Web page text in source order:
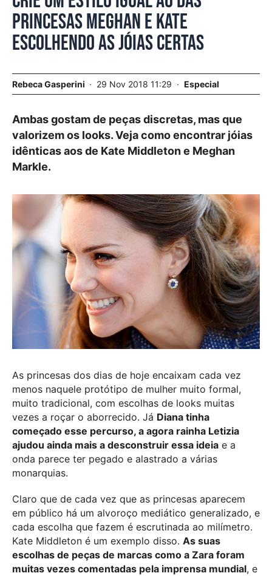
princesas Meghan e Kate
escolhendo as jóias certas
Rebeca Gasperini 29 Nov 2018 11:29 Especial
Ambas gostam de peças discretas, mas que
valorizem os looks. Veja como encontrar jóias
idênticas aos de Kate Middleton e Meghan
Markle.
As princesas dos dias de hoje encaixam cada vez
menos naquele protótipo de mulher muito formal,
muito tradicional, com escolhas de looks muitas
vezes a roçar o aborrecido. Já Diana tinha
começado esse percurso, a agora rainha Letizia
ajudou ainda mais a desconstruir essa ideia e a
onda parece ter pegado e alastrado a várias
monarquias.
Claro que de cada vez que as princesas aparecem
em público há um alvoroço mediático generalizado, e
cada escolha que fazem é escrutinada ao milímetro.
Kate Middleton é um exemplo disso. As suas
escolhas de peças de marcas como a Zara foram
muitas vezes comentadas pela imprensa mundial, e